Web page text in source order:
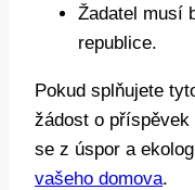
Žadatel musí
republice.
Pokud splňujete
žádost o
se z úspor a
vašeho domova.